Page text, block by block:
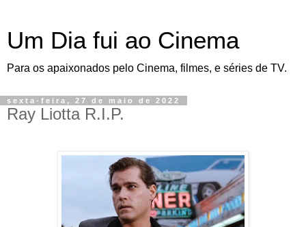
Um Dia fui ao Cinema
Para os apaixonados pelo Cinema, filmes, e séries de TV.
sexta-feira, 27 de maio de 2022
Ray Liotta R.I.P.